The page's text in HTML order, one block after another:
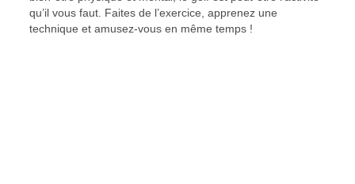
qu’il vous faut. Faites de l’exercice, apprenez une
technique et amusez-vous en même temps !